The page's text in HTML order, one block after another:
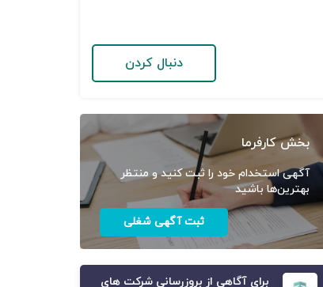
دنبال کردن
بخش کارفرما
آگهی استخدام خود را ثبت کنید و منتظر
بهترین‌ها باشید
ثبت آگهی شغلی
برای آگاهی از بروزرسانی شرکت های